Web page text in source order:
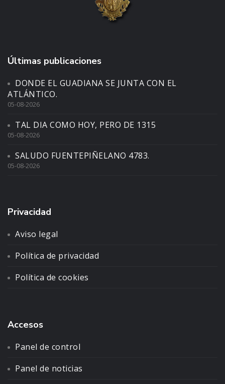
Últimas publicaciones
DONDE EL GUADIANA SE JUNTA CON EL
ATLÁNTICO.
05-08-2026
TAL DIA COMO HOY, PERO DE 1315
05-08-2026
SALUDO FUENTEPIÑELANO 4783.
05-08-2026
Privacidad
Aviso legal
Política de privacidad
Política de cookies
Accesos
Panel de control
Panel de noticias